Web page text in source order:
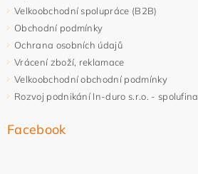
Velkoobchodní spolupráce (B2B)
Obchodní podmínky
Ochrana osobních údajů
Vrácení zboží, reklamace
Velkoobchodní obchodní podmínky
Rozvoj podnikání In-duro s.r.o. -
Facebook